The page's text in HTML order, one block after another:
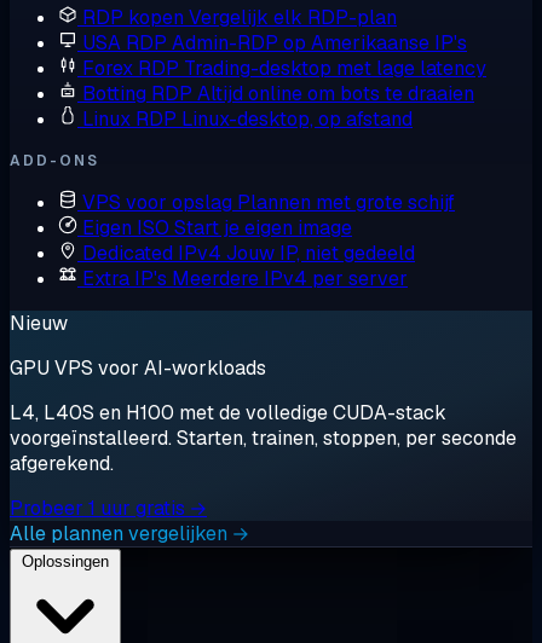
RDP kopen Vergelijk elk RDP-plan
USA RDP Admin-RDP op Amerikaanse IP's
Forex RDP Trading-desktop met lage latency
Botting RDP Altijd online om bots te draaien
Linux RDP Linux-desktop, op afstand
ADD-ONS
VPS voor opslag Plannen met grote schijf
Eigen ISO Start je eigen image
Dedicated IPv4 Jouw IP, niet gedeeld
Extra IP's Meerdere IPv4 per server
Nieuw
GPU VPS voor AI-workloads
L4, L40S en H100 met de volledige CUDA-stack
voorgeïnstalleerd. Starten, trainen, stoppen, per seconde
afgerekend.
Probeer 1 uur gratis →
Alle plannen vergelijken →